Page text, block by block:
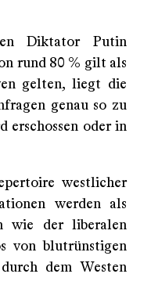
Diktator Putin
rund 80 % gilt als
gelten, liegt die
genau so zu
erschossen oder in
westlicher
werden als
wie der liberalen
von blutrünstigen
dem Westen